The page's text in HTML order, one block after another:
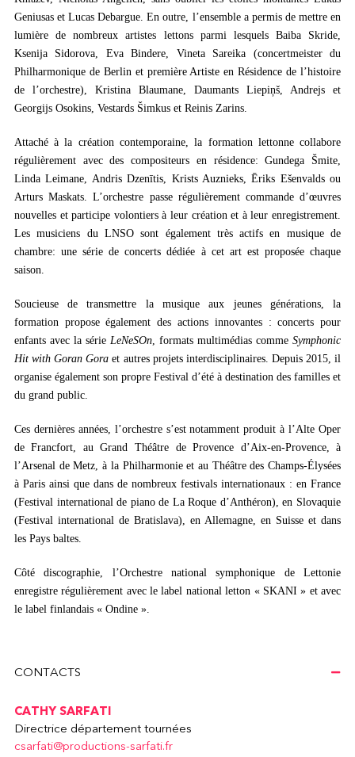
Geniusas et Lucas Debargue. En outre, l’ensemble a permis de mettre en
lumière de nombreux artistes lettons parmi lesquels Baiba Skride,
Ksenija Sidorova, Eva Bindere, Vineta Sareika (concertmeister du
Philharmonique de Berlin et première Artiste en Résidence de l’histoire
de l’orchestre), Kristina Blaumane, Daumants Liepiņš, Andrejs et
Georgijs Osokins, Vestards Šimkus et Reinis Zarins.
Attaché à la création contemporaine, la formation lettonne collabore
régulièrement avec des compositeurs en résidence: Gundega Šmite,
Linda Leimane, Andris Dzenītis, Krists Auznieks, Ēriks Ešenvalds ou
Arturs Maskats. L’orchestre passe régulièrement commande d’œuvres
nouvelles et participe volontiers à leur création et à leur enregistrement.
Les musiciens du LNSO sont également très actifs en musique de
chambre: une série de concerts dédiée à cet art est proposée chaque
saison.
Soucieuse de transmettre la musique aux jeunes générations, la
formation propose également des actions innovantes : concerts pour
enfants avec la série LeNeSOn, formats multimédias commeSymphonic
Hit with Goran Gora et autres projets interdisciplinaires. Depuis 2015, il
organise également son propre Festival d’été à destination des familles et
du grand public.
Ces dernières années, l’orchestre s’est notamment produit à l’Alte Oper
de Francfort, au Grand Théâtre de Provence d’Aix-en-Provence, à
l’Arsenal de Metz, à la Philharmonie et au Théâtre des Champs-Élysées
à Paris ainsi que dans de nombreux festivals internationaux : en France
(Festival international de piano de La Roque d’Anthéron), en Slovaquie
(Festival international de Bratislava), en Allemagne, en Suisse et dans
les Pays baltes.
Côté discographie, l’Orchestre national symphonique de Lettonie
enregistre régulièrement avec le label national letton « SKANI » et avec
le label finlandais « Ondine ».
CONTACTS
CATHY SARFATI
Directrice département tournées
csarfati@productions-sarfati.fr